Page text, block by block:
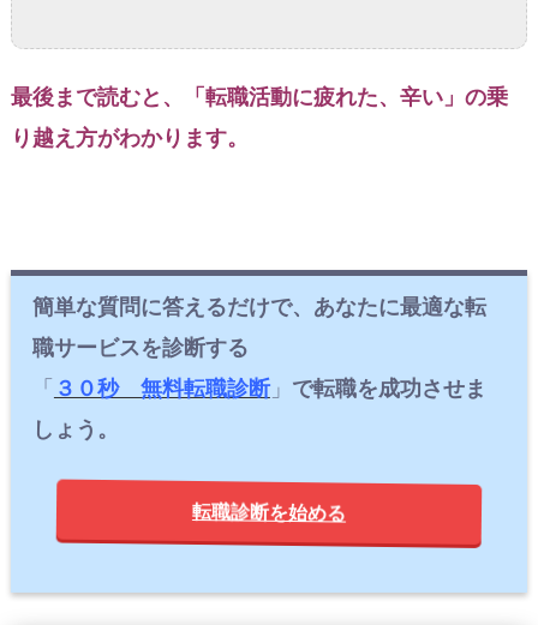
最後まで読むと、「転職活動に疲れた、辛い」の乗
り越え方がわかります。
簡単な質問に答えるだけで、あなたに最適な転
職サービスを診断する
「 ３０秒 無料転職診断」 で転職を成功させま
しょう。
転職診断を始める